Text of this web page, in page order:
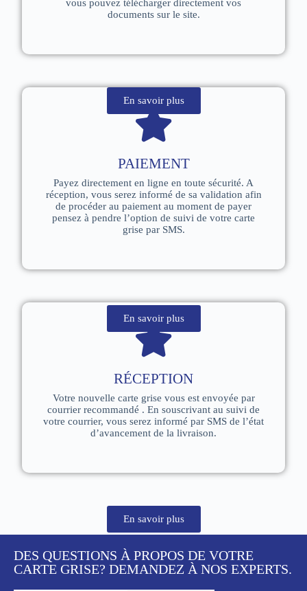
vous pouvez télécharger directement vos
documents sur le site.
En savoir plus
PAIEMENT
Payez directement en ligne en toute sécurité. A
réception, vous serez informé de sa validation afin
de procéder au paiement au moment de payer
pensez à pendre l’option de suivi de votre carte
grise par SMS.
En savoir plus
RÉCEPTION
Votre nouvelle carte grise vous est envoyée par
courrier recommandé . En souscrivant au suivi de
votre courrier, vous serez informé par SMS de l’état
d’avancement de la livraison.
En savoir plus
DES QUESTIONS À PROPOS DE VOTRE
CARTE GRISE? DEMANDEZ À NOS EXPERTS.